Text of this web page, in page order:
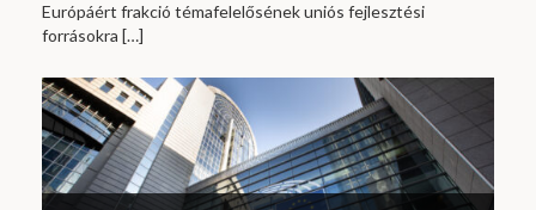
Európáért frakció témafelelősének uniós fejlesztési
forrásokra […]